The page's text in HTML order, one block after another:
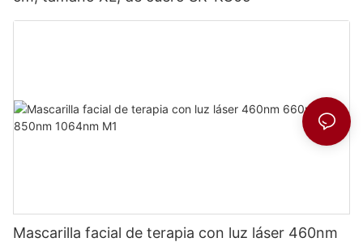
Mascarilla facial de terapia con luz láser 460nm